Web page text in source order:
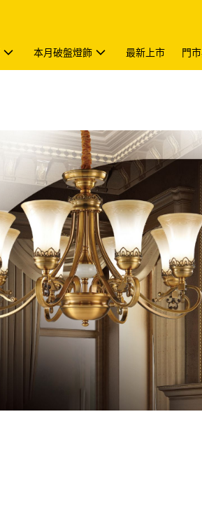
本月破盤燈飾 最新上市 門